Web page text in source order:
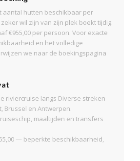
aantal hutten beschikbaar per
wil zijn van zijn plek boekt tijdig.
€955,00 per persoon. Voor exacte
en het volledige
we naar de boekingspagina
riviercruise langs Diverse streken
Brussel en Antwerpen.
maaltijden en transfers
— beperkte beschikbaarheid,